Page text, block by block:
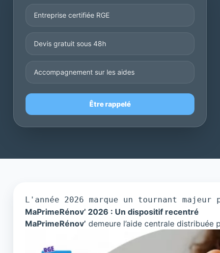
Entreprise certifiée RGE
Devis gratuit sous 48h
Accompagnement sur les aides
Être rappelé
L'année 2026 marque un tournant
MaPrimeRénov’ 2026 : Un dispositif recentré
MaPrimeRénov’ demeure l’aide centrale distribuée